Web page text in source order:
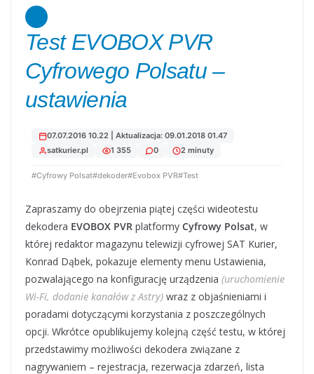
Test EVOBOX PVR
Cyfrowego Polsatu –
ustawienia
07.07.2016 10.22 | Aktualizacja: 09.01.2018 01.47
satkurier.pl
1 355 0 2 minuty
#Cyfrowy Polsat#dekoder#Evobox PVR#Test
Zapraszamy do obejrzenia piątej części wideotestu
dekodera EVOBOX PVR platformy Cyfrowy Polsat, w
której redaktor magazynu telewizji cyfrowej SAT Kurier,
Konrad Dąbek, pokazuje elementy menu Ustawienia,
pozwalającego na konfigurację urządzenia (uruchomienie
Wi-Fi, dodanie kanałów z Astry) wraz z objaśnieniami i
poradami dotyczącymi korzystania z poszczególnych
opcji. Wkrótce opublikujemy kolejną część testu, w której
przedstawimy możliwości dekodera związane z
nagrywaniem – rejestracja, rezerwacja zdarzeń, lista